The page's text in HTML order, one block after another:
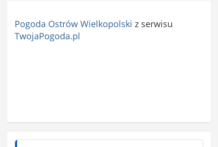
Pogoda Ostrów Wielkopolski z serwisu
TwojaPogoda.pl